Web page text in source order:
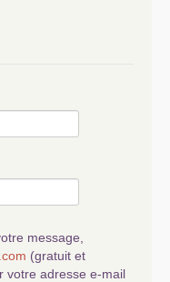
message,
(gratuit et
votre adresse e-mail